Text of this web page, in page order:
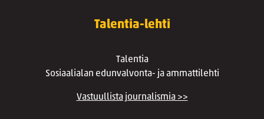
Talentia-lehti
Talentia
Sosiaalialan edunvalvonta- ja ammattilehti
Vastuullista journalismia >>